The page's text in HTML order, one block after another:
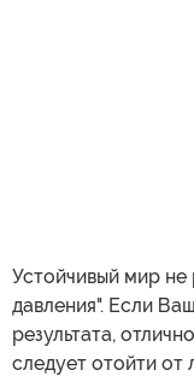
Устойчивый мир не
давления". Если
результата,
следует отойти от